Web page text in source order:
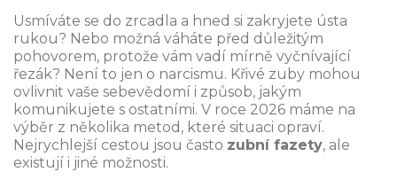
Usmíváte se do zrcadla a hned si zakryjete ústa
rukou? Nebo možná váháte před důležitým
pohovorem, protože vám vadí mírně vyčnívající
řezák? Není to jen o narcismu. Křivé zuby mohou
ovlivnit vaše sebevědomí i způsob, jakým
komunikujete s ostatními. V roce 2026 máme na
výběr z několika metod, které situaci opraví.
Nejrychlejší cestou jsou často zubní fazety, ale
existují i jiné možnosti.